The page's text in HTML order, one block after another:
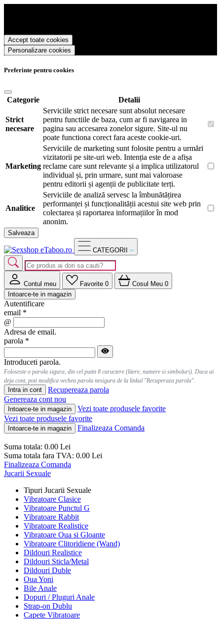
pentru a va oferi si livra functii avansate si continut personalizat de
marketing.
Pentru a va putea bucura de intreaga experienta ca vizitator Sexshop
cookie-uri.
Accept toate cookies
Personalizare cookies
Preferinte pentru cookies
Categorie Detalii
Strict
necesare
Serviciile strict necesare sunt absolut necesare
pentru functiile de baza, cum ar fi navigarea in
pagina sau accesarea zonelor sigure. Site-ul nu
poate functiona corect fara aceste cookie-uri.
Marketing
Serviciile de marketing sunt folosite pentru a urmări
vizitatorii pe site-uri web. Intenția este de a afișa
reclame care sunt relevante și a implica utilizatorul
individual și, prin urmare, sunt mai valoroase
pentru editorii și agenții de publicitate terți.
Analitice
Serviciile de analiză servesc la îmbunătățirea
performanței și funcționalității acestui site web prin
colectarea și raportarea informațiilor în mod
anonim.
Salveaza
CATEGORII
Contul meu Favorite 0 Cosul Meu 0
Intoarce-te in magazin
Autentificare
email *
@
Adresa de email.
parola *
Introduceti parola.
Foloseste o parola sigura, din cel putin 8 caractere (litere, numere si simboluri). Daca ai
deja cont, poti modifica vechea parola nesigura de la linkul "Recuperaza parola".
Intra in cont
Recupereaza parola
Genereaza cont nou
Intoarce-te in magazin
Vezi toate produsele favorite
Vezi toate produsele favorite
Intoarce-te in magazin Finalizeaza Comanda
Suma totala: 0.00 Lei
Suma totala fara TVA: 0.00 Lei
Finalizeaza Comanda
Jucarii Sexuale
Tipuri Jucarii Sexuale
Vibratoare Clasice
Vibratoare Punctul G
Vibratoare Rabbit
Vibratoare Realistice
Vibratoare Oua si Gloante
Vibratoare Clitoridiene (Wand)
Dildouri Realistice
Dildouri Sticla/Metal
Dildouri Duble
Oua Yoni
Bile Anale
Dopuri / Pluguri Anale
Strap-on Dublu
Capete Vibratoare